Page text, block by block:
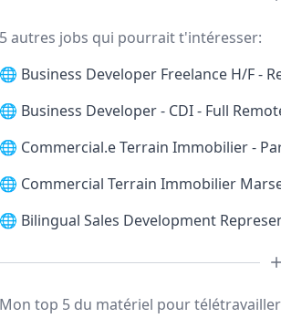
5 autres jobs qui pourrait t'intéresser:
🌐 Business Developer Freelance H/F -
🌐 Business Developer - CDI - Full
🌐 Commercial.e Terrain Immobilier -
🌐 Commercial Terrain Immobilier
🌐 Bilingual Sales Development
Mon top 5 du matériel pour télétravailler